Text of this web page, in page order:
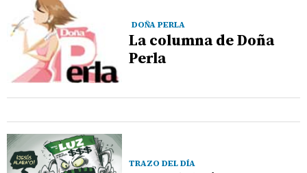
DOÑA PERLA
La columna de Doña
Perla
TRAZO DEL DÍA